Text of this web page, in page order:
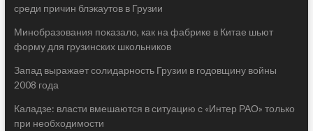
среди причин блэкаутов в Грузии
Минобразования показало, как на фабрике в Китае шьют
форму для грузинских школьников
Запад выражает солидарность Грузии в годовщину войны
2008 года
Каладзе: власти вмешаются в ситуацию с «Интер РАО» только
при необходимости